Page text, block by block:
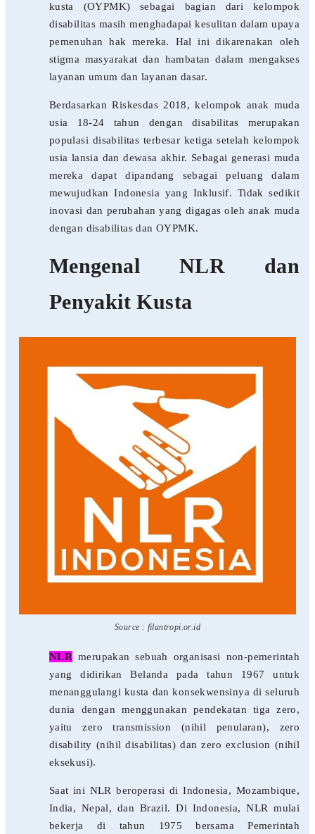
kusta (OYPMK) sebagai bagian dari kelompok
disabilitas masih menghadapai kesulitan dalam upaya
pemenuhan hak mereka. Hal ini dikarenakan oleh
stigma masyarakat dan hambatan dalam mengakses
layanan umum dan layanan dasar.
Berdasarkan Riskesdas 2018, kelompok anak muda
usia 18-24 tahun dengan disabilitas merupakan
populasi disabilitas terbesar ketiga setelah kelompok
usia lansia dan dewasa akhir. Sebagai generasi muda
mereka dapat dipandang sebagai peluang dalam
mewujudkan Indonesia yang Inklusif. Tidak sedikit
inovasi dan perubahan yang digagas oleh anak muda
dengan disabilitas dan OYPMK.
Mengenal NLR dan
Penyakit Kusta
Source : filantropi.or.id
NLR merupakan sebuah organisasi non-pemerintah
yang didirikan Belanda pada tahun 1967 untuk
menanggulangi kusta dan konsekwensinya di seluruh
dunia dengan menggunakan pendekatan tiga zero,
yaitu zero transmission (nihil penularan), zero
disability (nihil disabilitas) dan zero exclusion (nihil
eksekusi).
Saat ini NLR beroperasi di Indonesia, Mozambique,
India, Nepal, dan Brazil. Di Indonesia, NLR mulai
bekerja di tahun 1975 bersama Pemerintah